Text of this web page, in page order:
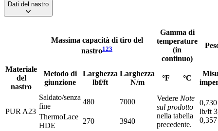
Dati del nastro
Massima capacità di tiro del
nastro123
Gamma di
temperature
(in
continuo)
Materiale
del
nastro
Metodo di
giunzione
Larghezza
lbf/ft
Larghezza
N/m
°F °C
PUR A23
Saldato/senza
fine
480 7000 Vedere Note
sul prodotto
nella tabella
precedente.
lb/ft
ThermoLace
HDE
270 3940